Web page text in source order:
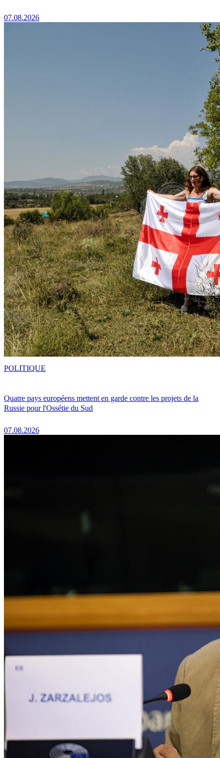
07.08.2026
Quatre pays européens mettent en garde contre les projets de la
Russie pour l'Ossétie du Sud
07.08.2026
POLITIQUE